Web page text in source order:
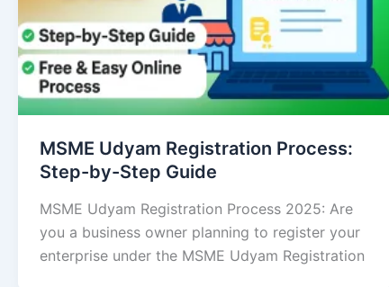
MSME Udyam Registration Process:
Step-by-Step Guide
MSME Udyam Registration Process 2025: Are
you a business owner planning to register your
enterprise under the MSME Udyam Registration